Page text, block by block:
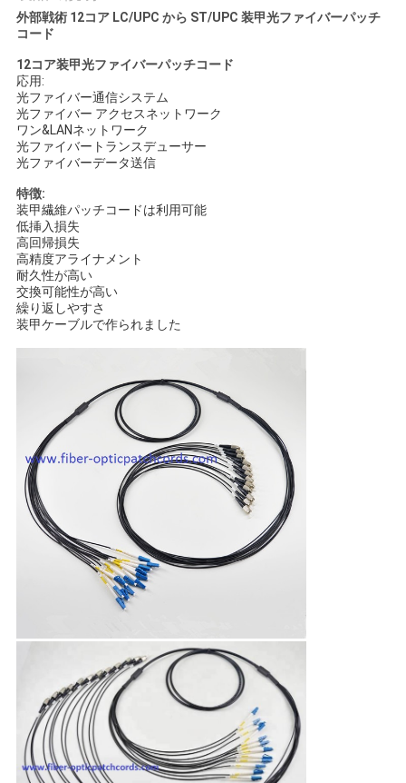
し
な
さ
い
ニ
ュ
ー
ス
を
要
求
図
外部戦術 12コア LC/UPC から ST/UPC 装甲光ファイバーパッチ
コード
12コア装甲光ファイバーパッチコード
応用:
光ファイバー通信システム
光ファイバー アクセスネットワーク
ワン&LANネットワーク
光ファイバートランスデューサー
光ファイバーデータ送信
特徴:
装甲繊維パッチコードは利用可能
低挿入損失
高回帰損失
高精度アライナメント
耐久性が高い
交換可能性が高い
繰り返しやすさ
装甲ケーブルで作られました